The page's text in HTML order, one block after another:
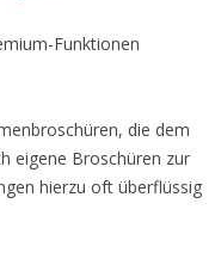
Funktionen
die dem
eigene Broschüren zur
hierzu oft überflüssig